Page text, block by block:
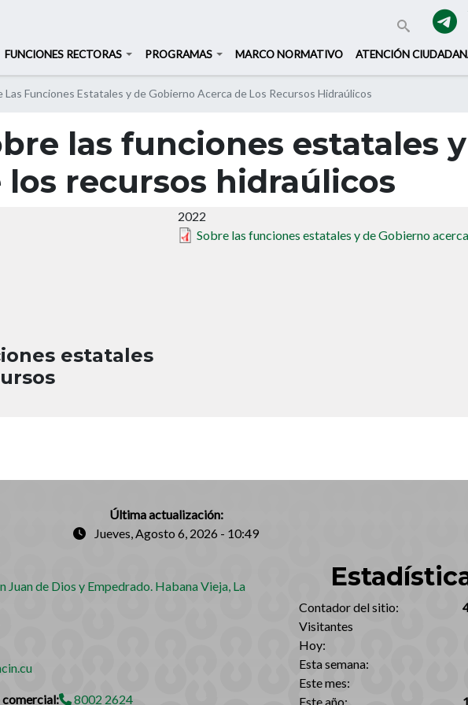
principal
FUNCIONES RECTORAS PROGRAMAS MARCO NORMATIVO ATENCIÓN
Funciones Estatales y de Gobierno Acerca de Los Recursos Hidraúlicos
las funciones estatales
recursos hidraúlicos
estatales
2022
Sobre las funciones estatales y de Gobierno
Última actualización:
Jueves, Agosto 6, 2026 - 10:49
Juan de Dios y Empedrado. Habana Vieja, La
comercial: 8002 2624
‎Contador del sitio:‎
Visitantes
Hoy:
Esta semana:
Este mes:
Este año: